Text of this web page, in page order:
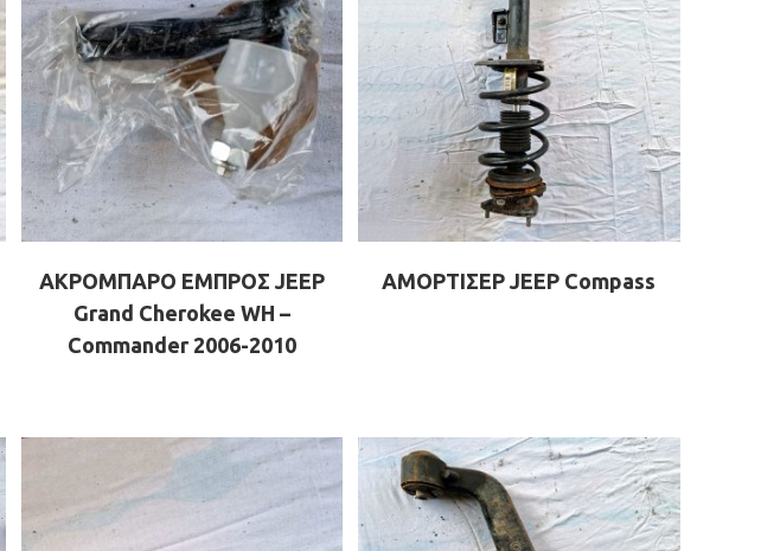
ΑΚΡΟΜΠΑΡΟ ΕΜΠΡΟΣ JEEP
Grand Cherokee WH –
Commander 2006-2010
ΑΜΟΡΤΙΣΕΡ JEEP Compass